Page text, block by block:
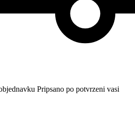
Pripsano po potvrzeni vasi